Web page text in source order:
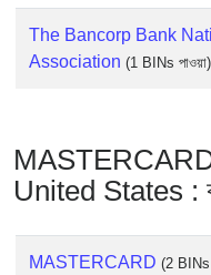
The Bancorp Bank
Association (1 BINs পাওয়া)
United States :
MASTERCARD (2 BINs